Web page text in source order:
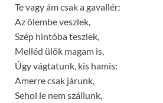
Te vagy ám csak a gavallér:
Az ölembe veszlek,
Szép hintóba teszlek,
Melléd ülök magam is,
Úgy vágtatunk, kis hamis:
Amerre csak járunk,
Sehol le nem szállunk,